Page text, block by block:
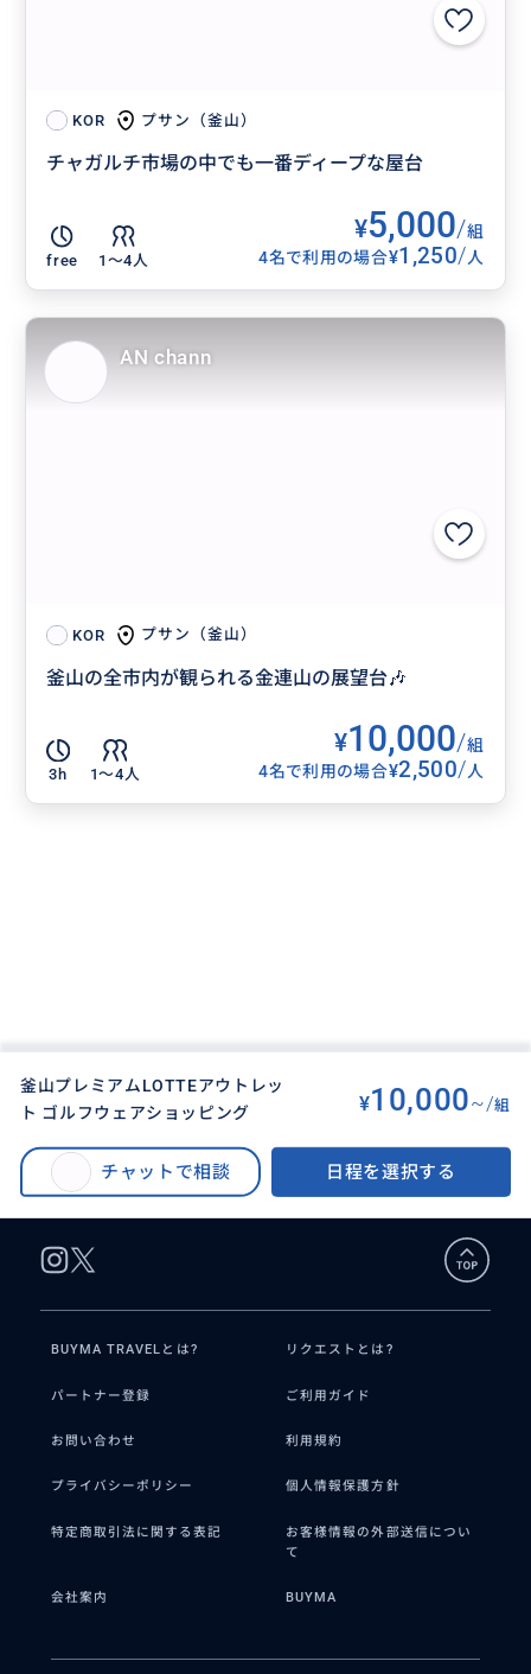
KOR プサン（釜山）
チャガルチ市場の中でも一番ディープな屋台
free 1〜4人
¥5,000/組
4名で利用の場合¥1,250/人
KOR プサン（釜山）
釜山の全市内が観られる金連山の展望台🎶
3h 1〜4人
¥10,000/組
4名で利用の場合¥2,500/人
AN chann
釜山プレミアムLOTTEアウトレッ
ト ゴルフウェアショッピング
¥10,000~/組
チャットで相談 日程を選択する
釜山プレミアムLOTTEアウトレット ゴルフウェアショッピング
BUYMA TRAVELとは? リクエストとは?
パートナー登録 ご利用ガイド
お問い合わせ 利用規約
プライバシーポリシー 個人情報保護方針
特定商取引法に関する表記
お客様情報の外部送信につい
て
会社案内 BUYMA